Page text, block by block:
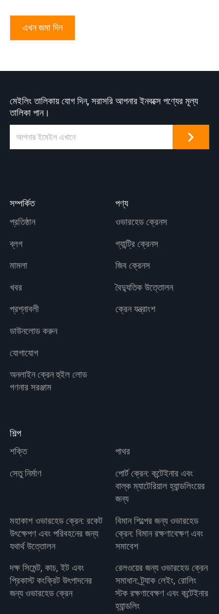
এখন জমা দিন
মেইলিং তালিকায় যোগ দিন, সরাসরি আপনার ইনবক্সে পণ্যের মূল্য
তালিকা পান।
সম্পর্কিত
প্রতিষ্ঠান
ব্লগ
মামলা
খবর
প্রশ্নাবলী
ডাউনলোড করুন
যোগাযোগ
অনলাইন ক্রেন হুইল লোড
গণনার সরঞ্জাম
পণ্য
ওভারহেড ক্রেনস
গ্যান্ট্রি ক্রেনস
জিব ক্রেনস
বৈদ্যুতিক উত্তোলন
ক্রেন যন্ত্রাংশ
শিল্প
শক্তি
পাথর
সেতু নির্মাণ
পোর্ট ক্রেন: কন্টেইনার এবং
বাল্ক ম্যাটেরিয়াল হ্যান্ডলিংয়ের
জন্য
মহাকাশ ওভারহেড ক্রেন: রকেট
উৎক্ষেপণ এবং পরিবহনের জন্য
যথার্থ উত্তোলন
বিমান শিল্পের জন্য ওভারহেড
ক্রেন: বিমান রক্ষণাবেক্ষণ এবং
সমাবেশ
দক্ষ সিমেন্ট, কাচ, ইট এবং
প্রিকাস্ট কংক্রিট উৎপাদনের
জন্য ওভারহেড ক্রেন
রেলওয়ের জন্য ওভারহেড ক্রেন
সমাধান: ট্র্যাক লেইং, রোলিং
স্টক রক্ষণাবেক্ষণ এবং কন্টেইনার
হ্যান্ডলিং